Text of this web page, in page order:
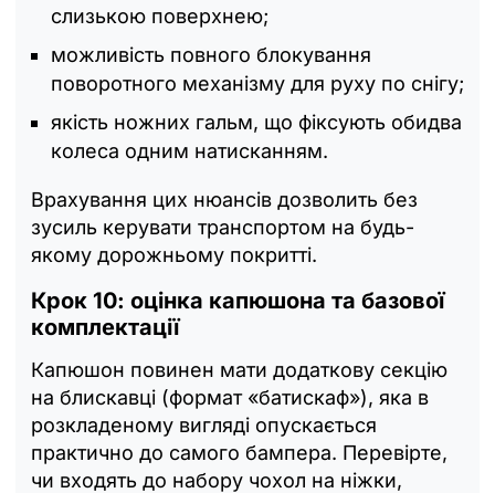
слизькою поверхнею;
можливість повного блокування
поворотного механізму для руху по снігу;
якість ножних гальм, що фіксують обидва
колеса одним натисканням.
Врахування цих нюансів дозволить без
зусиль керувати транспортом на будь-
якому дорожньому покритті.
Крок 10: оцінка капюшона та базової
комплектації
Капюшон повинен мати додаткову секцію
на блискавці (формат «батискаф»), яка в
розкладеному вигляді опускається
практично до самого бампера. Перевірте,
чи входять до набору чохол на ніжки,